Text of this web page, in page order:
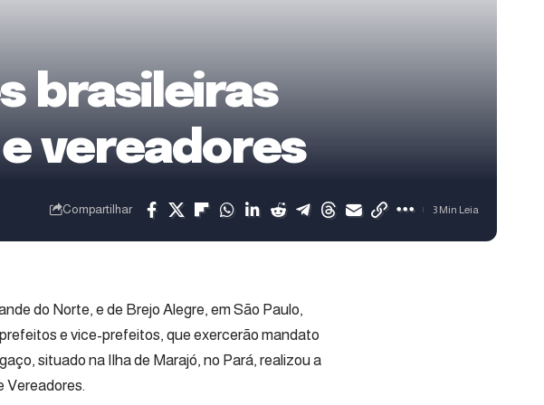
brasileiras
vereadores
Compartilhar 3 Min Leia
do Norte, e de Brejo Alegre, em São Paulo,
e vice-prefeitos, que exercerão mandato
situado na Ilha de Marajó, no Pará, realizou a
Vereadores.